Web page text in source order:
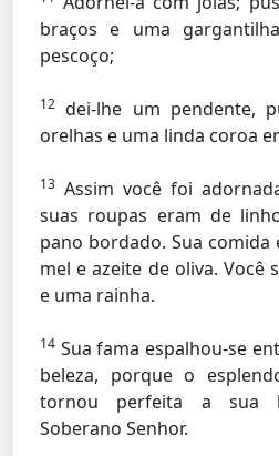
braços e uma
pescoço;
12 dei-lhe um pendente,
orelhas e uma linda coroa
13 Assim você foi
suas roupas eram de
pano bordado. Sua
mel e azeite de oliva.
e uma rainha.
14 Sua fama espalhou-se
beleza, porque o
tornou perfeita a sua
Soberano Senhor.